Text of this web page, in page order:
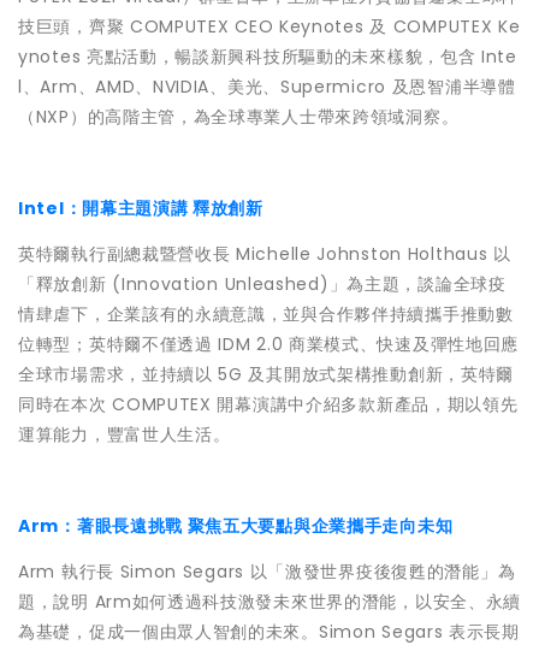
技巨頭，齊聚 COMPUTEX CEO Keynotes 及 COMPUTEX Ke
ynotes 亮點活動，暢談新興科技所驅動的未來樣貌，包含 Inte
l、Arm、AMD、NVIDIA、美光、Supermicro 及恩智浦半導體
（NXP）的高階主管，為全球專業人士帶來跨領域洞察。
Intel：開幕主題演講 釋放創新
英特爾執行副總裁暨營收長 Michelle Johnston Holthaus 以
「釋放創新 (Innovation Unleashed)」為主題，談論全球疫
情肆虐下，企業該有的永續意識，並與合作夥伴持續攜手推動數
位轉型；英特爾不僅透過 IDM 2.0 商業模式、快速及彈性地回應
全球市場需求，並持續以 5G 及其開放式架構推動創新，英特爾
同時在本次 COMPUTEX 開幕演講中介紹多款新產品，期以領先
運算能力，豐富世人生活。
Arm：著眼長遠挑戰 聚焦五大要點與企業攜手走向未知
Arm 執行長 Simon Segars 以「激發世界疫後復甦的潛能」為
題，說明 Arm如何透過科技激發未來世界的潛能，以安全、永續
為基礎，促成一個由眾人智創的未來。Simon Segars 表示長期